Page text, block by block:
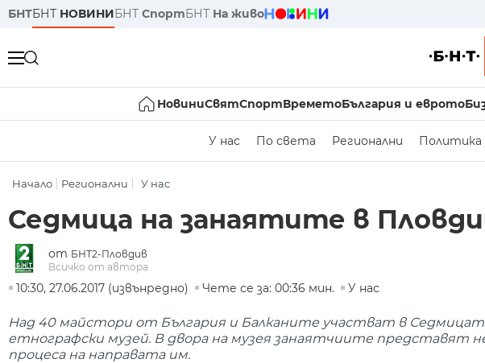
БНТБНТ НОВИНИБНТ СпортБНТ На живо
НовиниСвятСпортВреметоБългария и еврото
У нас По света Регионални Политика
Начало Регионални У нас
Седмица на занаятите в
от БНТ2-Пловдив
Всичко от автора
10:30, 27.06.2017 (извънредно)
Чете се за: 00:36 мин. У нас
Над 40 майстори от България и Балканите участват в
етнографски музей. В двора на музея занаятчиите представят
процеса на направата им.